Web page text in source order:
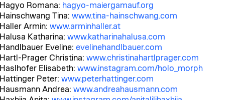
Hagyo Romana: hagyo-maiergamauf.org
Hainschwang Tina: www.tina-hainschwang.com
Haller Armin: www.arminhaller.at
Halusa Katharina: www.katharinahalusa.com
Handlbauer Eveline: evelinehandlbauer.com
Hartl-Prager Christina: www.christinahartlprager.com
Haslhofer Elisabeth: www.instagram.com/holo_morph
Hattinger Peter: www.peterhattinger.com
Hausmann Andrea: www.andreahausmann.com